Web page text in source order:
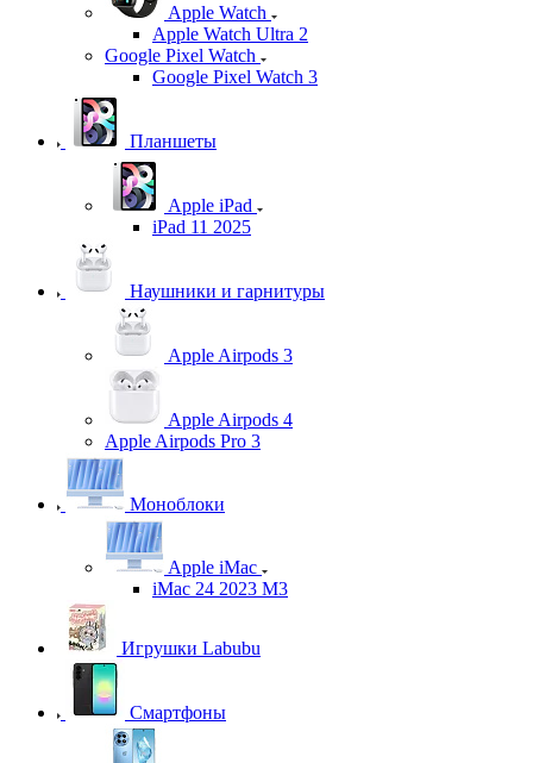
Apple Watch
Apple Watch Ultra 2
Google Pixel Watch
Google Pixel Watch 3
Планшеты
Apple iPad
iPad 11 2025
Наушники и гарнитуры
Apple Airpods 3
Apple Airpods 4
Apple Airpods Pro 3
Моноблоки
Apple iMac
iMac 24 2023 M3
Игрушки Labubu
Смартфоны